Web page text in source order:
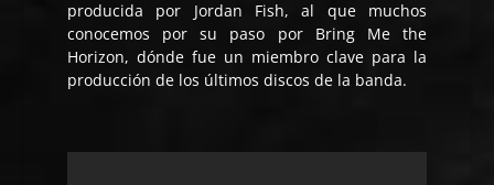
producida por Jordan Fish, al que muchos
conocemos por su paso por Bring Me the
Horizon, dónde fue un miembro clave para la
producción de los últimos discos de la banda.